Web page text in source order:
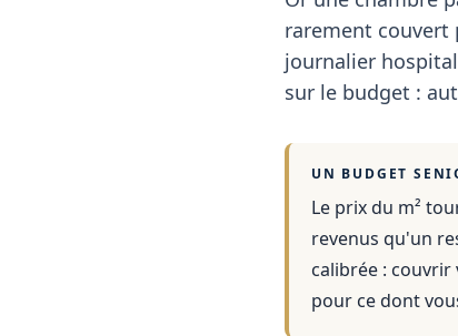
rarement couvert
journalier
sur le budget :
UN BUDGET
Le prix du m²
revenus qu'un
calibrée :
pour ce dont